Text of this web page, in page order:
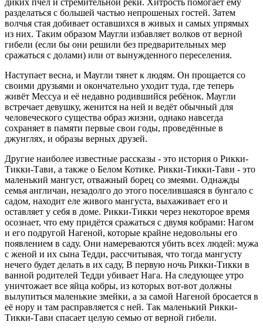
диких пчёл и стремительной реки. Хитрость помогает ему
разделаться с большей частью непрошеных гостей. Затем
волчья стая добивает оставшихся в живых и самых упрямых
из них. Таким образом Маугли избавляет волков от верной
гибели (если бы они решили без предварительных мер
сражаться с долами) или от вынужденного переселения.
Наступает весна, и Маугли тянет к людям. Он прощается со
своими друзьями и окончательно уходит туда, где теперь
живёт Мессуа и её недавно родившийся ребёнок. Маугли
встречает девушку, женится на ней и ведёт обычный для
человеческого существа образ жизни, однако навсегда
сохраняет в памяти первые свои годы, проведённые в
джунглях, и образы верных друзей.
Другие наиболее известные рассказы - это история о Рикки-
Тикки-Тави, а также о Белом Котике. Рикки-Тикки-Тави - это
маленький мангуст, отважный борец со змеями. Однажды
семья англичан, незадолго до этого поселившаяся в бунгало с
садом, находит еле живого мангуста, выхаживает его и
оставляет у себя в доме. Рикки-Тикки через некоторое время
осознает, что ему придётся сражаться с двумя кобрами: Нагом
и его подругой Нагеной, которые крайне недовольны его
появлением в саду. Они намереваются убить всех людей: мужа
с женой и их сына Тедди, рассчитывая, что тогда мангусту
нечего будет делать в их саду, В первую ночь Рикки-Тикки в
ванной родителей Тедди убивает Нага. На следующее утро
уничтожает все яйца кобры, из которых вот-вот должны
вылупиться маленькие змейки, а за самой Нагеной бросается в
её нору и там расправляется с ней. Так маленький Рикки-
Тикки-Тави спасает целую семью от верной гибели.